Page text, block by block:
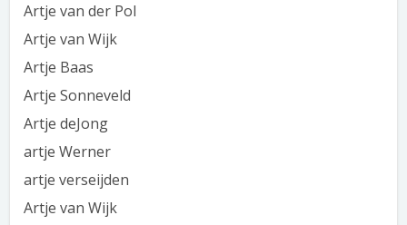
Artje van der Pol
Artje van Wijk
Artje Baas
Artje Sonneveld
Artje deJong
artje Werner
artje verseijden
Artje van Wijk